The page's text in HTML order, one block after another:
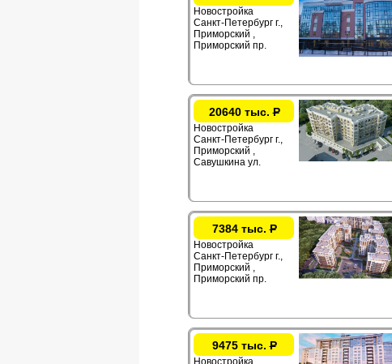
Новостройка
Санкт-Петербург г.,
Приморский ,
Приморский пр.
20640 тыс.Р
Новостройка
Санкт-Петербург г.,
Приморский ,
Савушкина ул.
7384 тыс.Р
Новостройка
Санкт-Петербург г.,
Приморский ,
Приморский пр.
9475 тыс.Р
Новостройка